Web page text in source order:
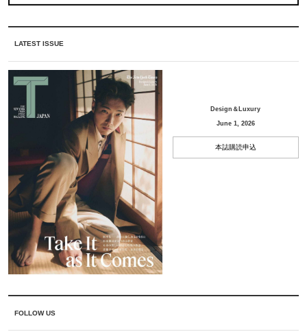
LATEST ISSUE
Design＆Luxury
June 1, 2026
本誌購読申込
FOLLOW US